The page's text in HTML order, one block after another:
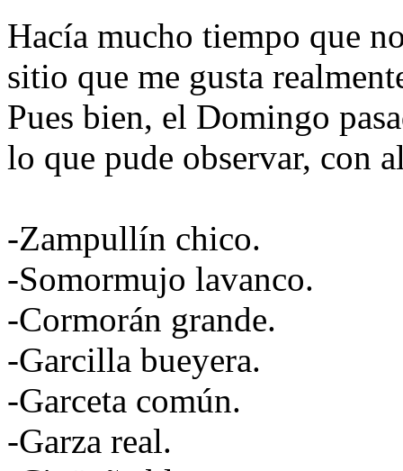
Hacía mucho tiempo que
sitio que me gusta
Pues bien, el Domingo
lo que pude observar, con
-Zampullín chico.
-Somormujo lavanco.
-Cormorán grande.
-Garcilla bueyera.
-Garceta común.
-Garza real.